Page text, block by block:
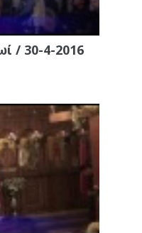
/ 30-4-2016